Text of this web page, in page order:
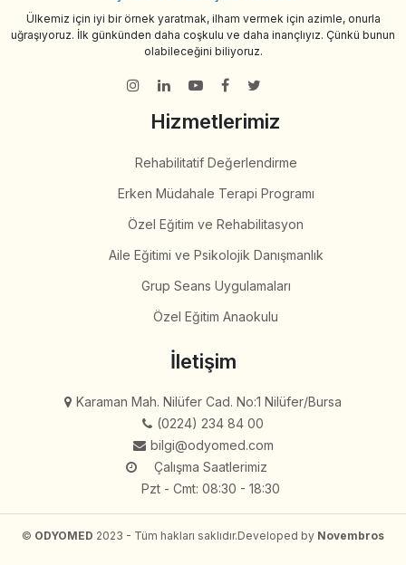
Ülkemiz için iyi bir örnek yaratmak, ilham vermek için azimle, onurla
uğraşıyoruz. İlk günkünden daha coşkulu ve daha inançlıyız. Çünkü bunun
olabileceğini biliyoruz.
Hizmetlerimiz
Rehabilitatif Değerlendirme
Erken Müdahale Terapi Programı
Özel Eğitim ve Rehabilitasyon
Aile Eğitimi ve Psikolojik Danışmanlık
Grup Seans Uygulamaları
Özel Eğitim Anaokulu
İletişim
Karaman Mah. Nilüfer Cad. No:1 Nilüfer/Bursa
(0224) 234 84 00
bilgi@odyomed.com
Çalışma Saatlerimiz
Pzt - Cmt: 08:30 - 18:30
© ODYOMED 2023 - Tüm hakları saklıdır.Developed by Novembros